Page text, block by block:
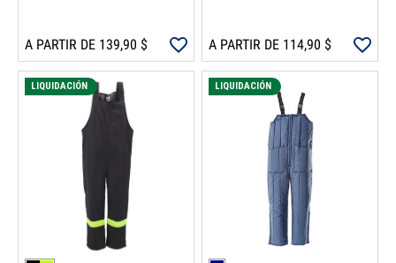
A PARTIR DE 139,90 $ A PARTIR DE 114,90 $
LIQUIDACIÓN LIQUIDACIÓN